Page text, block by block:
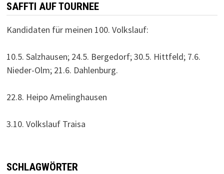
SAFFTI AUF TOURNEE
Kandidaten für meinen 100. Volkslauf:
10.5. Salzhausen; 24.5. Bergedorf; 30.5. Hittfeld; 7.6.
Nieder-Olm; 21.6. Dahlenburg.
22.8. Heipo Amelinghausen
3.10. Volkslauf Traisa
SCHLAGWÖRTER